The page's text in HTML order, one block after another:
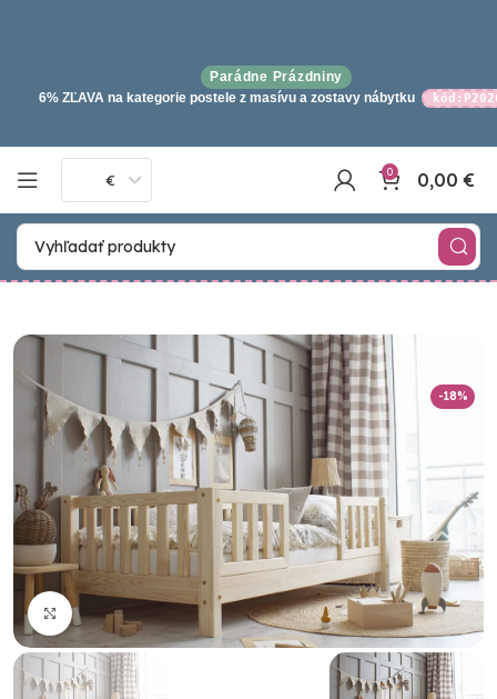
Parádne Prázdniny
6% ZĽAVA na kategorie postele z masívu a zostavy nábytku
€ 0 0,00€
-18%
Click to enlarge